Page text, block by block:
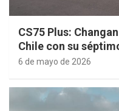
CS75 Plus:
Chile con su
6 de mayo de 2026